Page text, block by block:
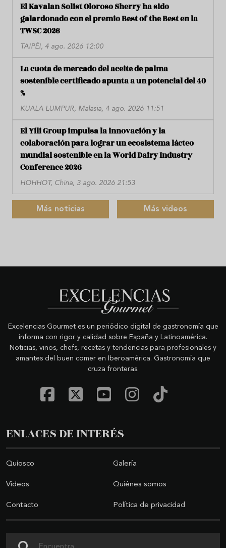
El Kavalan Solist Oloroso Sherry ha sido
galardonado con el premio Best of the Best en la
TWSC 2026
TAIPÉI, 4 ago. 2026 12:00
La cuota de mercado del aceite de palma
sostenible certificado apunta a un potencial del 40
%
KUALA LUMPUR, Malasia, 4 ago. 2026 11:51
El Yili Group impulsa la innovación y la
colaboración para lograr un ecosistema lácteo
mundial sostenible en la World Dairy Industry
Conference 2026
HOHHOT, China, 3 ago. 2026 21:53
Más noticias Más videos
Excelencias Gourmet es un periódico digital de gastronomía que
informa con rigor y calidad sobre España y Latinoamérica.
Noticias, vinos, chefs, recetas y tendencias para profesionales y
amantes del buen comer en Iberoamérica. Gastronomía que
cruza fronteras.
ENLACES DE INTERÉS
Quiosco Galería
Videos Quiénes somos
Contacto Política de privacidad